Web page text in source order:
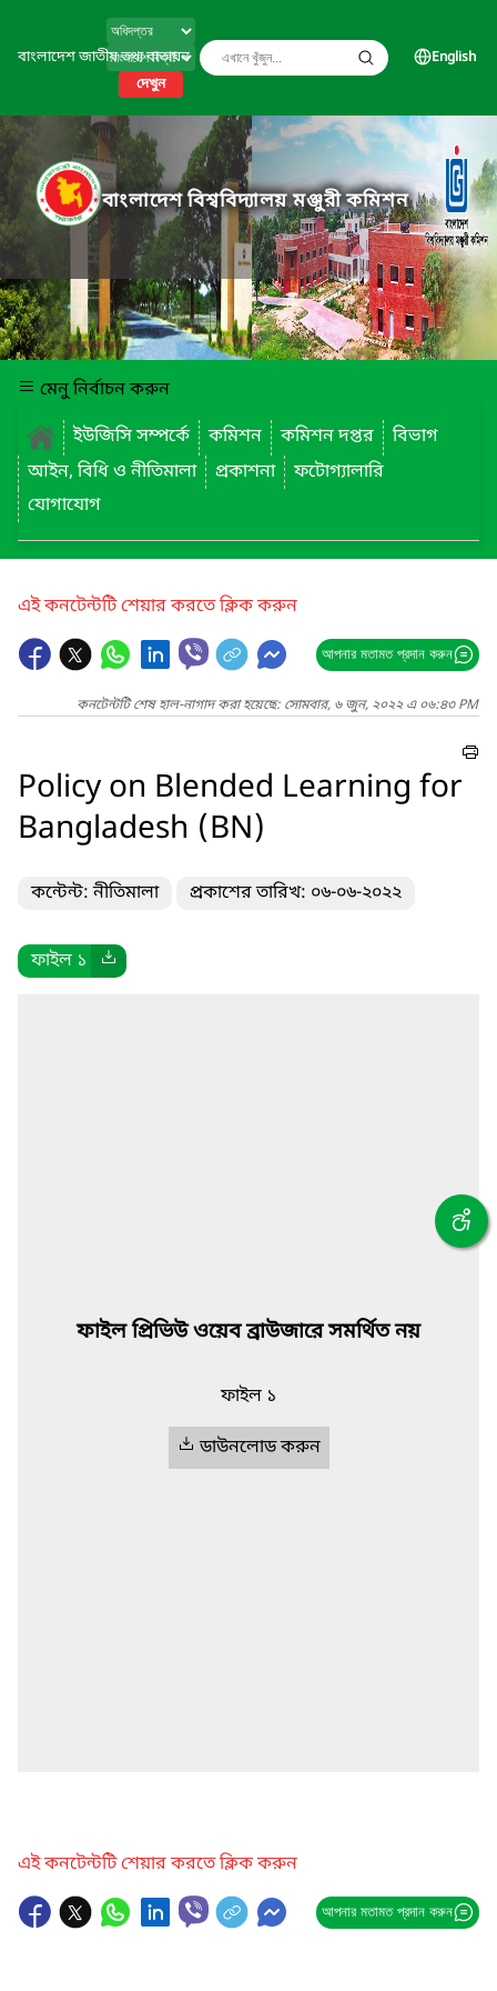
বাংলাদেশ জাতীয় তথ্য বাতায়ন
দেখুন
English
বাংলাদেশ বিশ্ববিদ্যালয় মঞ্জুরী কমিশন
মেনু নির্বাচন করুন
ইউজিসি সম্পর্কে
কমিশন কমিশন দপ্তর
বিভাগ
আইন, বিধি ও নীতিমালা
প্রকাশনা
ফটোগ্যালারি
যোগাযোগ
এই কনটেন্টটি শেয়ার করতে ক্লিক করুন
আপনার মতামত প্রদান করুন
কনটেন্টটি শেষ হাল-নাগাদ করা হয়েছে: সোমবার, ৬ জুন, ২০২২ এ ০৬:৪৩ PM
Policy on Blended Learning for
Bangladesh (BN)
কন্টেন্ট: নীতিমালা প্রকাশের তারিখ: ০৬-০৬-২০২২
ফাইল ১
ফাইল প্রিভিউ ওয়েব ব্রাউজারে সমর্থিত নয়
ফাইল ১
ডাউনলোড করুন
এই কনটেন্টটি শেয়ার করতে ক্লিক করুন
আপনার মতামত প্রদান করুন